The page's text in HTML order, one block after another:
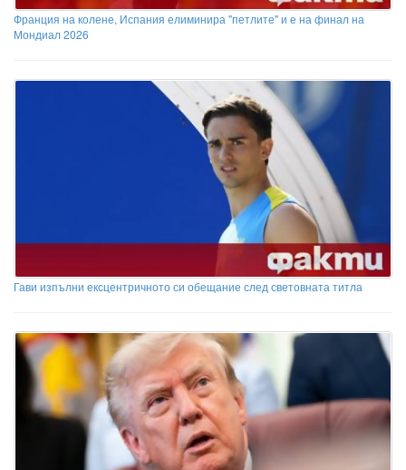
Франция на колене, Испания елиминира "петлите" и е на финал на
Мондиал 2026
Гави изпълни ексцентричното си обещание след световната титла